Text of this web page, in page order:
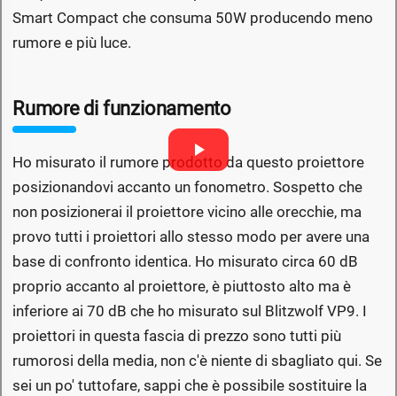
Smart Compact che consuma 50W producendo meno
rumore e più luce.
Rumore di funzionamento
Ho misurato il rumore prodotto da questo proiettore
posizionandovi accanto un fonometro. Sospetto che
non posizionerai il proiettore vicino alle orecchie, ma
provo tutti i proiettori allo stesso modo per avere una
base di confronto identica. Ho misurato circa 60 dB
proprio accanto al proiettore, è piuttosto alto ma è
inferiore ai 70 dB che ho misurato sul Blitzwolf VP9. I
proiettori in questa fascia di prezzo sono tutti più
rumorosi della media, non c'è niente di sbagliato qui. Se
sei un po' tuttofare, sappi che è possibile sostituire la